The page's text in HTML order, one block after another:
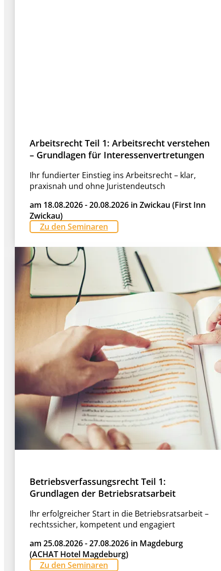
Arbeitsrecht Teil 1: Arbeitsrecht verstehen
– Grundlagen für Interessenvertretungen
Ihr fundierter Einstieg ins Arbeitsrecht – klar,
praxisnah und ohne Juristendeutsch
am 18.08.2026 - 20.08.2026 in Zwickau (First Inn
Zwickau)
Zu den Seminaren
Betriebsverfassungsrecht Teil 1:
Grundlagen der Betriebsratsarbeit
Ihr erfolgreicher Start in die Betriebsratsarbeit –
rechtssicher, kompetent und engagiert
am 25.08.2026 - 27.08.2026 in Magdeburg
(ACHAT Hotel Magdeburg)
Zu den Seminaren